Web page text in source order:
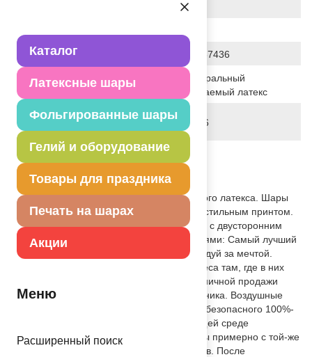
Каталог
Латексные шары
Фольгированные шары
Гелий и оборудование
Товары для праздника
Печать на шарах
Акции
Меню
Расширенный поиск
КРУГЛЫЙ
Штрих код 2905930087436
Исходный материал
100% натуральный
биоразлагаемый латекс
Дата последнего
изменения элемента
02-08-2026
Вес 3.630 г
Описание товара
Высококачественный шар из натурального латекса. Шары
нежных пастельных оттенков с черным стильным принтом.
Пастель - матовый оттенок цвета. Шары с двусторонним
шелкографическими рисунком - надписями: Самый лучший
день сегодня. Счастье внутри тебя. Следуй за мечтой.
Мечтай, люби, твори, путешествуй. Чудеса там, где в них
верят. Идеальный ассортимент для розничной продажи
воздушных шариков и украшения праздника. Воздушные
шары изготавливаются из экологически безопасного 100%-
ного натурального латекса. В окружающей среде
разлагаются на безопасные компоненты примерно с той-же
скоростью, как обычные листья деревьев. После